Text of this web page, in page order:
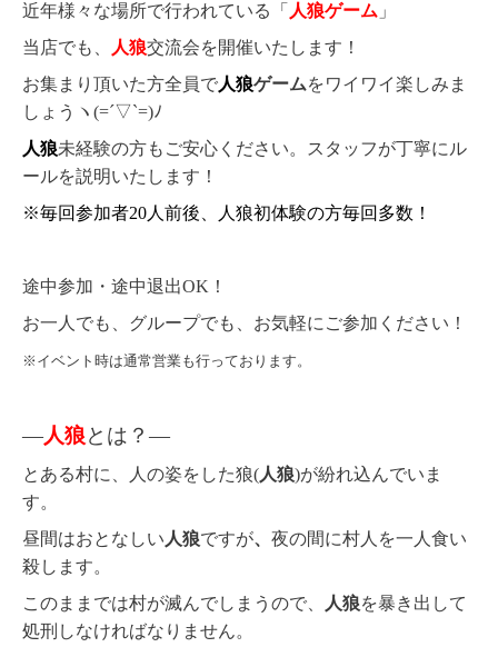
近年様々な場所で行われている「 人狼ゲーム 」
当店でも、
人狼交流会を開催いたします！
お集まり頂いた方全員で人狼ゲームをワイワイ楽しみま
しょうヽ(=´▽`=)ﾉ
人狼未経験の方もご安心ください。スタッフが丁寧にル
ールを説明いたします！
※毎回参加者20人前後、人狼初体験の方毎回多数！
途中参加・途中退出OK！
お一人でも、グループでも、お気軽にご参加ください！
※イベント時は通常営業も行っております。
―人狼とは？―
とある村に、人の姿をした狼(人狼)が紛れ込んでいま
す。
昼間はおとなしい 人狼ですが、 夜の間に村人を一人食い
殺します。
このままでは村が滅んでしまうので、
人狼を暴き出して
処刑しなければなりません。